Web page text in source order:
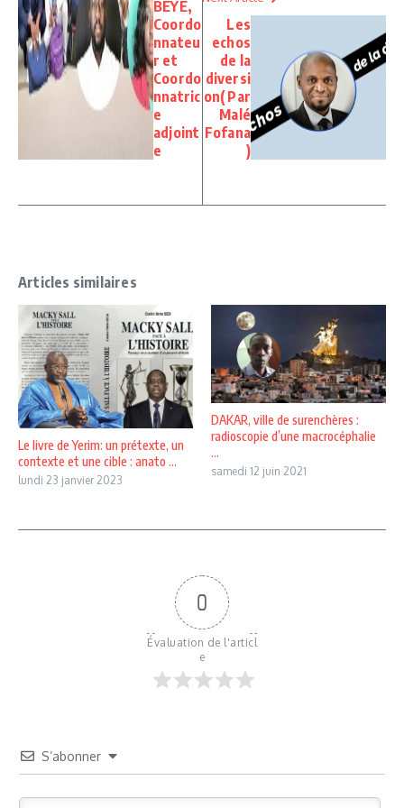
BEYE,
Coordo
nnateu
r et
Coordo
nnatric
e
adjoint
e
Les
echos
de la
diversi
on( Par
Malé
Fofana
)
Articles similaires
Le livre de Yerim: un prétexte, un
contexte et une cible : anato ...
lundi 23 janvier 2023
DAKAR, ville de surenchères :
radioscopie d’une macrocéphalie
...
samedi 12 juin 2021
0
Évaluation de l'articl
e
S’abonner